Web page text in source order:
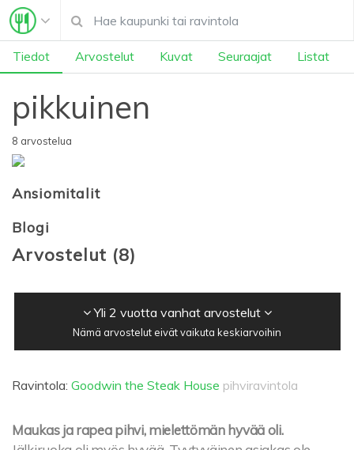
Tiedot Arvostelut Kuvat Seuraajat Listat
pikkuinen
8 arvostelua
Ansiomitalit
Blogi
Arvostelut (8)
Yli 2 vuotta vanhat arvostelut
Nämä arvostelut eivät vaikuta keskiarvoihin
Ravintola: Goodwin the Steak House pihviravintola
Maukas ja rapea pihvi, mielettömän hyvää oli.